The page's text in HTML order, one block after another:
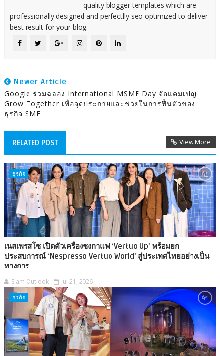
quality blogger templates which are
professionally designed and perfectlly seo optimized to deliver
best result for your blog.
Newer Article
Google ร่วมฉลอง International MSME Day จัดแคมเปญ
Grow Together เพื่อจุดประกายและช่วยในการฟื้นตัวของ
ธุรกิจ SME
RELATED POST View More
ธุรกิจ
เนสเพรสโซ เปิดตัวเครื่องชงกาแฟ ‘Vertuo Up’ พร้อมยก
ประสบการณ์ ‘Nespresso Vertuo World’ สู่ประเทศไทยอย่างเป็น
ทางการ
Siam Outlook Jul 21, 2026
ธุรกิจ